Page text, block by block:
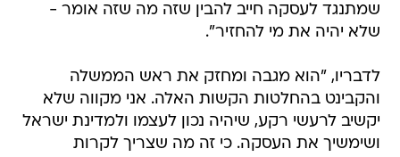
שמתנגד לעסקה חייב להבין שזה מה שזה אומר -
שלא יהיה את מי להחזיר".
לדבריו, "הוא מגבה ומחזק את ראש הממשלה
והקבינט בהחלטות הקשות האלה. אני מקווה שלא
יקשיב לרעשי רקע, שיהיה נכון לעצמו ולמדינת ישראל
ושימשיך את העסקה. כי זה מה שצריך לקרות